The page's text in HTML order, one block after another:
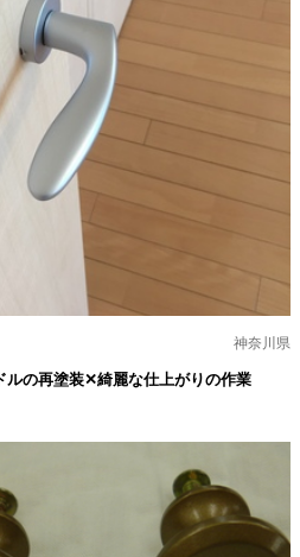
神奈川県
の再塗装✕綺麗な仕上がりの作業